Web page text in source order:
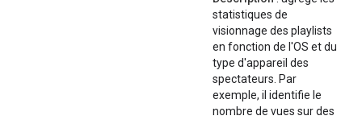
statistiques de
visionnage des playlists
en fonction de l'OS et du
type d'appareil des
spectateurs. Par
exemple, il identifie le
nombre de vues sur des